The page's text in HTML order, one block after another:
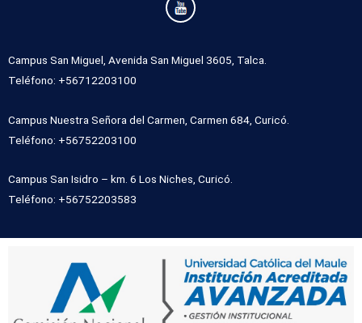
Campus San Miguel, Avenida San Miguel 3605, Talca.
Teléfono: +56712203100
Campus Nuestra Señora del Carmen, Carmen 684, Curicó.
Teléfono: +56752203100
Campus San Isidro – km. 6 Los Niches, Curicó.
Teléfono: +56752203583